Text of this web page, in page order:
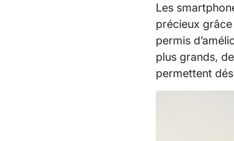
Les
précieux
permis
plus grands,
permettent